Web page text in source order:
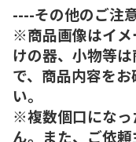
----その他のご注
※商品画像はイメ
けの器、小物等
で、商品内容を
い。
※複数個口になっ
ん。また、ご依